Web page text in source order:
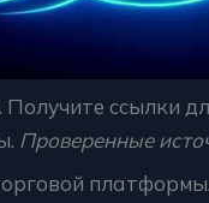
. Получите ссылки
Проверенные